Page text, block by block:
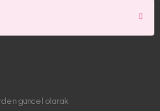
güncel olarak